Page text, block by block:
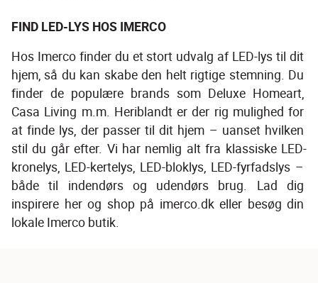
FIND LED-LYS HOS IMERCO
Hos Imerco finder du et stort udvalg af LED-lys til dit
hjem, så du kan skabe den helt rigtige stemning. Du
finder de populære brands som Deluxe Homeart,
Casa Living m.m. Heriblandt er der rig mulighed for
at finde lys, der passer til dit hjem – uanset hvilken
stil du går efter. Vi har nemlig alt fra klassiske LED-
kronelys, LED-kertelys, LED-bloklys, LED-fyrfadslys –
både til indendørs og udendørs brug. Lad dig
inspirere her og shop på imerco.dk eller besøg din
lokale Imerco butik.